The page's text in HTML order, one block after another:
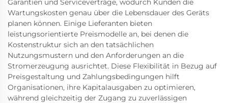
Garantien und Serviceverträge, wodurch Kunden die
Wartungskosten genau über die Lebensdauer des Geräts
planen können. Einige Lieferanten bieten
leistungsorientierte Preismodelle an, bei denen die
Kostenstruktur sich an den tatsächlichen
Nutzungsmustern und den Anforderungen an die
Stromerzeugung ausrichtet. Diese Flexibilität in Bezug auf
Preisgestaltung und Zahlungsbedingungen hilft
Organisationen, ihre Kapitalausgaben zu optimieren,
während gleichzeitig der Zugang zu zuverlässigen